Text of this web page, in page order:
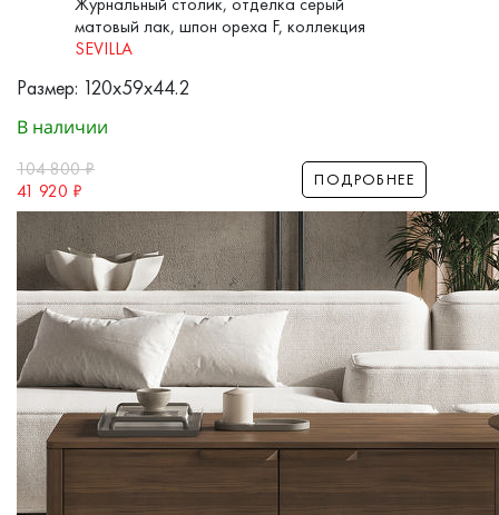
матовый лак, шпон ореха F, коллекция
SEVILLA
Размер: 120x59x44.2
В наличии
104 800₽
41 920 ₽ ПОДРОБНЕЕ